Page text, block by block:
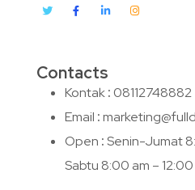
Contacts
Kontak:08112748882
Email :
Open :Senin-Jumat
Sabtu 8:00 am –